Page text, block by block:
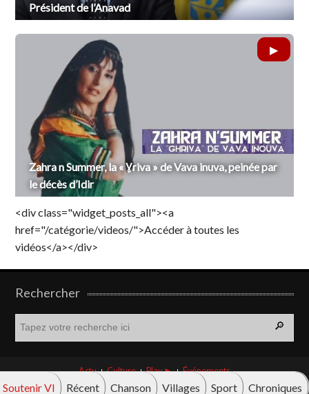
Président de l’Anavad
Zahra n Summer, la « Ɣriva » de Vava inuva, peinée par
le décès d’Idir
<div class="widget_posts_all"><a
href="/catégorie/videos/">Accéder à toutes les
vidéos</a></div>
Soutenir VI Récent Chanson Villages Sport Chroniques
Rechercher
r
Actu Culture Play ► Événements
© Vava innova 2026. Tous droits réservés.